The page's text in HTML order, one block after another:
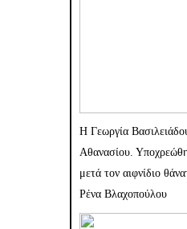
Η Γεωργία
Αθανασίου.
μετά τον αιφνίδιο
Ρένα Βλαχοπούλου